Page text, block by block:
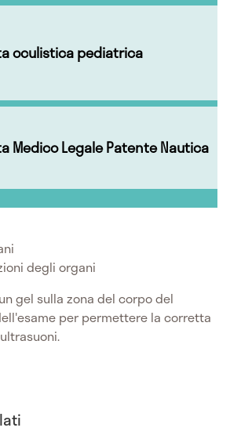
oculistica pediatrica
Medico Legale Patente Nautica
degli organi
gel sulla zona del corpo del
per permettere la corretta